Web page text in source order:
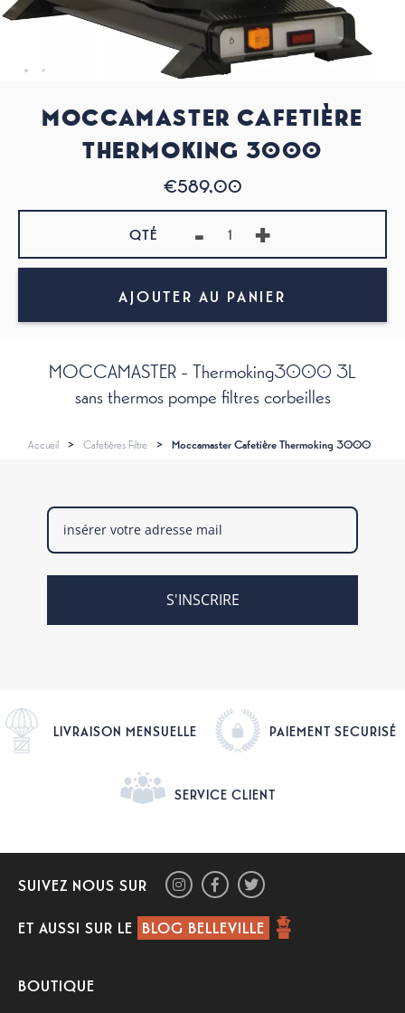
MOCCAMASTER CAFETIÈRE
THERMOKING 3000
€589,00
QTÉ - +
AJOUTER AU PANIER
MOCCAMASTER - Thermoking3000 3L
sans thermos pompe filtres corbeilles
Accueil > Cafetières Filtre > Moccamaster Cafetière Thermoking 3000
S'INSCRIRE
LIVRAISON MENSUELLE PAIEMENT SECURISÉ
SERVICE CLIENT
SUIVEZ NOUS SUR
ET AUSSI SUR LE BLOG BELLEVILLE
BOUTIQUE